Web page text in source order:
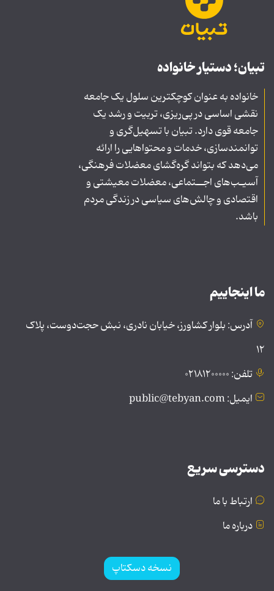
تبیان؛ دستیار خانواده
خانواده به عنوان کوچکترین سلول یک جامعه
نقشی اساسی در پی‌ریزی، تربیت و رشد یک
جامعه قوی دارد. تبیان با تسهیل‌گری و
توانمندسازی، خدمات و محتواهایی را ارائه
می‌دهد که بتواند گره‌گشای معضلات فرهنگی،
آسیـب‌های اجــتماعی، معضلات معیشتی و
اقتصادی و چالش‌های سیاسی در زندگی مردم
باشد.
ما اینجاییم
آدرس: بلوار کشاورز، خیابان نادری، نبش حجت‌دوست، پلاک
۱۲
تلفن: ۰۲۱۸۱۲۰۰۰۰۰
ایمیل: public@tebyan.com
دسترسی سریع
ارتباط با ما
درباره ما
نسخه دسکتاپ